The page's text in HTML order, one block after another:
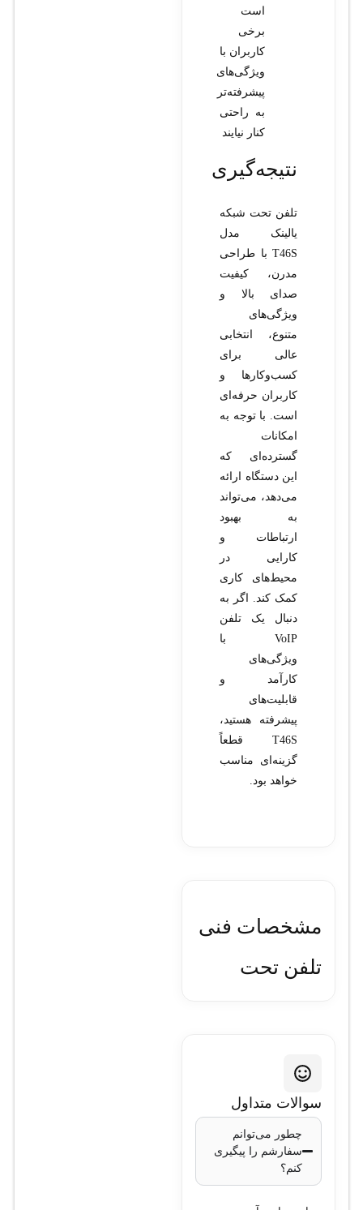
است
برخی
کاربران با
ویژگی‌های
پیشرفته‌تر
به راحتی
کنار نیایند
نتیجه‌گیری
تلفن تحت شبکه
یالینک مدل
T46S با طراحی
مدرن، کیفیت
صدای بالا و
ویژگی‌های
متنوع، انتخابی
عالی برای
کسب‌وکارها و
کاربران حرفه‌ای
است. با توجه به
امکانات
گسترده‌ای که
این دستگاه ارائه
می‌دهد، می‌تواند
به بهبود
ارتباطات و
کارایی در
محیط‌های کاری
کمک کند. اگر به
دنبال یک تلفن
VoIP با
ویژگی‌های
کارآمد و
قابلیت‌های
پیشرفته هستید،
T46S قطعاً
گزینه‌ای مناسب
خواهد بود.
مشخصات فنی
تلفن تحت
نوع: LCD
رنگی
اندازه: 4.3
اینچ
رزولوشن:
سوالات متداول
چطور می‌توانم
سفارشم را پیگیری
کنم؟